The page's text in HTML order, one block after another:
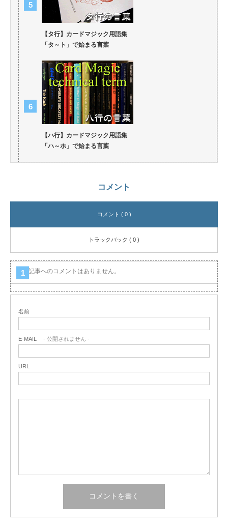
【タ行】カードマジック用語集
「タ～ト」で始まる言葉
【ハ行】カードマジック用語集
「ハ～ホ」で始まる言葉
コメント
コメント ( 0 )
トラックバック ( 0 )
この記事へのコメントはありません。
名前
E-MAIL - 公開されません -
URL